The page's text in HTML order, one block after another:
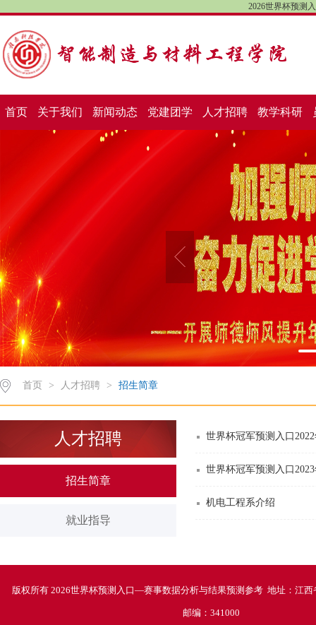
2026世界杯预测
首页 关于我们 新闻动态 党建团学 人才招聘 教学科研
首页 > 人才招聘 > 招生简章
人才招聘
招生简章
就业指导
世界杯冠军预测入口
世界杯冠军预测入口
机电工程系介绍
版权所有 2026世界杯预测入口—赛事数据分析与结果预测参考 地址：江西
邮编：341000